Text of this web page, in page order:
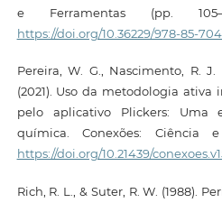
e Ferramentas (pp.
https://doi.org/10.36229/978-85-
Pereira, W. G., Nascimento, R.
(2021). Uso da metodologia ativa
pelo aplicativo Plickers: Uma
química. Conexões: Ciência e
https://doi.org/10.21439/
Rich, R. L., & Suter, R. W. (1988).